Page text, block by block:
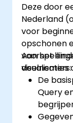
Deze door
Nederland
voor
opschonen
Aan het
deelnemers:
De
Query